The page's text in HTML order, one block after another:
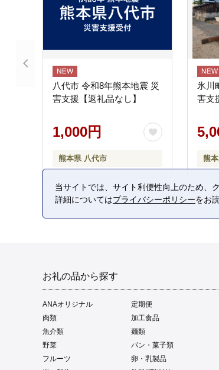
八代市 令和8年熊本地震 災
害支援【返礼品なし】
1,000円
熊本県 八代市
氷川
害支
熊
お礼の品から探す
ANAオリジナル 定期便
肉類
加工食品
魚介類
麺類
野菜
パン・菓子類
フルーツ
卵・乳製品
当サイトでは、サイト利便性向上のため、
詳細についてはプライバシーポリシーをお